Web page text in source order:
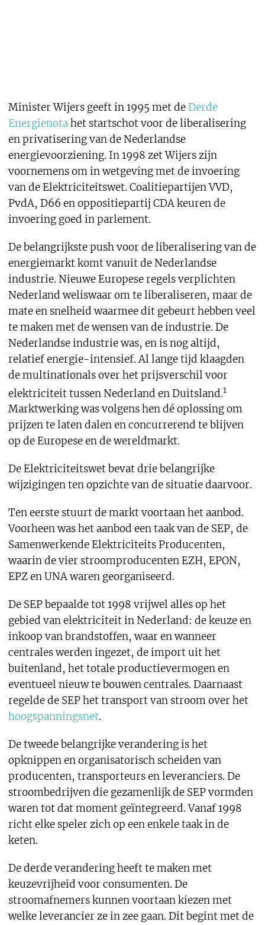
Minister Wijers geeft in 1995 met deDerde
Energienotahet startschot voor de liberalisering
en privatisering van de Nederlandse
energievoorziening. In 1998 zet Wijers zijn
voornemens om in wetgeving met de invoering
van de Elektriciteitswet. Coalitiepartijen VVD,
PvdA, D66 en oppositiepartij CDA keuren de
invoering goed in parlement.
De belangrijkste push voor de liberalisering van de
energiemarkt komt vanuit de Nederlandse
industrie. Nieuwe Europese regels verplichten
Nederland weliswaar om te liberaliseren, maar de
mate en snelheid waarmee dit gebeurt hebben veel
te maken met de wensen van de industrie. De
Nederlandse industrie was, en is nog altijd,
relatief energie-intensief. Al lange tijd klaagden
de multinationals over het prijsverschil voor
elektriciteit tussen Nederland en Duitsland.1
Marktwerking was volgens hen dé oplossing om
prijzen te laten dalen en concurrerend te blijven
op de Europese en de wereldmarkt.
De Elektriciteitswet bevat drie belangrijke
wijzigingen ten opzichte van de situatie daarvoor.
Ten eerste stuurt de markt voortaan het aanbod.
Voorheen was het aanbod een taak van de SEP, de
Samenwerkende Elektriciteits Producenten,
waarin de vier stroomproducenten EZH, EPON,
EPZ en UNA waren georganiseerd.
De SEP bepaalde tot 1998 vrijwel alles op het
gebied van elektriciteit in Nederland: de keuze en
inkoop van brandstoffen, waar en wanneer
centrales werden ingezet, de import uit het
buitenland, het totale productievermogen en
eventueel nieuw te bouwen centrales. Daarnaast
regelde de SEP het transport van stroom over het
hoogspanningsnet.
De tweede belangrijke verandering is het
opknippen en organisatorisch scheiden van
producenten, transporteurs en leveranciers. De
stroombedrijven die gezamenlijk de SEP vormden
waren tot dat moment geïntegreerd. Vanaf 1998
richt elke speler zich op een enkele taak in de
keten.
De derde verandering heeft te maken met
keuzevrijheid voor consumenten. De
stroomafnemers kunnen voortaan kiezen met
welke leverancier ze in zee gaan. Dit begint met de